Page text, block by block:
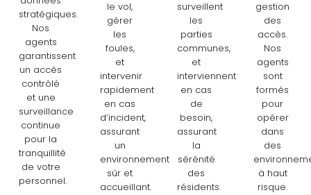
stratégiques.
Nos
agents
garantissent
un accès
contrôlé
et une
surveillance
continue
pour la
tranquillité
de votre
personnel.
le vol,
gérer
les
foules,
et
intervenir
rapidement
en cas
d’incident,
assurant
un
environnement
sûr et
accueillant.
surveillent
les
parties
communes,
et
interviennent
en cas
de
besoin,
assurant
la
sérénité
des
résidents.
gestion
des
accès.
Nos
agents
sont
formés
pour
opérer
dans
des
à haut
risque.